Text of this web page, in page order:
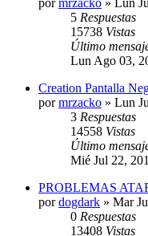
5 Respuestas
15738 Vistas
Último
Lun Ago 03,
Creation Pantalla
pormrzacko » Lun
3 Respuestas
14558 Vistas
Último
Mié Jul 22,
PROBLEMAS
pordogdark » Mar
0 Respuestas
13408 Vistas